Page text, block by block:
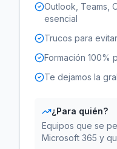
Outlook, Teams,
esencial
Trucos para
Formación 100%
Te dejamos la
¿Para quién?
Equipos que se
Microsoft 365 y